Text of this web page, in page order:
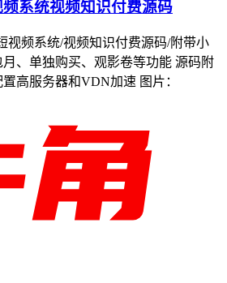
系统视频知识付费源码
视频系统/视频知识付费源码/附带小
、单独购买、观影卷等功能 源码附
高服务器和VDN加速 图片：